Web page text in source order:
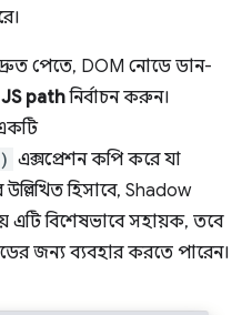
পেতে, DOM নোডে ডান-
pathনির্বাচন করুন।
এক্সপ্রেশন কপি করে যা
হিসাবে, Shadow
বিশেষভাবে সহায়ক, তবে
জন্য ব্যবহার করতে পারেন।